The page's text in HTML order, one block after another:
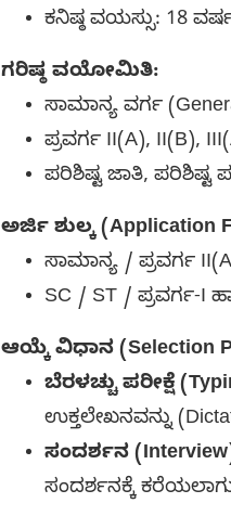
ಕನಿಷ್ಠ ವಯಸ್ಸು: 18
ಗರಿಷ್ಠ ವಯೋಮಿತಿ:
ಸಾಮಾನ್ಯ ವರ್ಗ
ಪ್ರವರ್ಗ II(A), II(B),
ಪರಿಶಿಷ್ಟ ಜಾತಿ, ಪರಿಶಿಷ್ಟ
ಅರ್ಜಿ ಶುಲ್ಕ (Application
ಸಾಮಾನ್ಯ / ಪ್ರವರ್ಗ
SC / ST / ಪ್ರವರ್ಗ-I
ಆಯ್ಕೆ ವಿಧಾನ (Selection
ಬೆರಳಚ್ಚು ಪರೀಕ್ಷೆ
ಉಕ್ತಲೇಖನವನ್ನು
ಸಂದರ್ಶನ
ಸಂದರ್ಶನಕ್ಕೆ